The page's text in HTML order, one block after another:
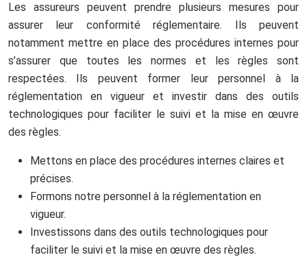
Les assureurs peuvent prendre plusieurs mesures pour
assurer leur conformité réglementaire. Ils peuvent
notamment mettre en place des procédures internes pour
s’assurer que toutes les normes et les règles sont
respectées. Ils peuvent former leur personnel à la
réglementation en vigueur et investir dans des outils
technologiques pour faciliter le suivi et la mise en œuvre
des règles.
Mettons en place des procédures internes claires et
précises.
Formons notre personnel à la réglementation en
vigueur.
Investissons dans des outils technologiques pour
faciliter le suivi et la mise en œuvre des règles.